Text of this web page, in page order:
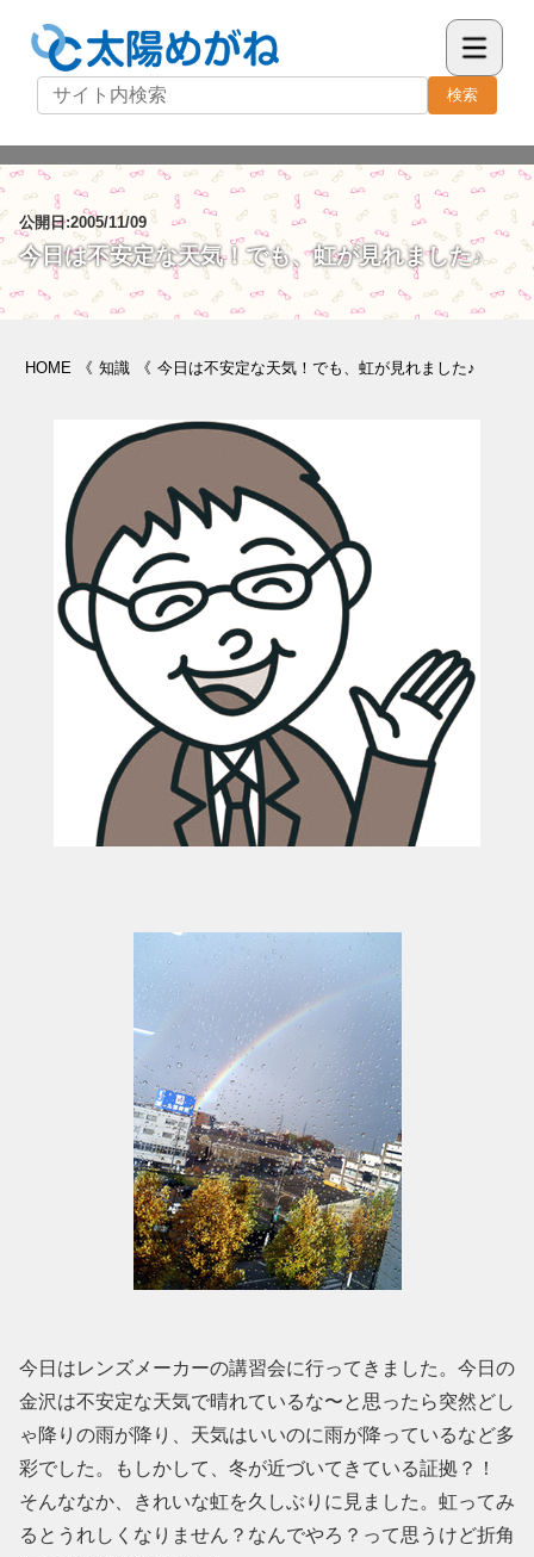
検索
公開日:2005/11/09
今日は不安定な天気！でも、虹が見れました♪
HOME 《 知識 《 今日は不安定な天気！でも、虹が見れました♪
今日はレンズメーカーの講習会に行ってきました。今日の
金沢は不安定な天気で晴れているな〜と思ったら突然どし
ゃ降りの雨が降り、天気はいいのに雨が降っているなど多
彩でした。もしかして、冬が近づいてきている証拠？！
そんななか、きれいな虹を久しぶりに見ました。虹ってみ
るとうれしくなりません？なんでやろ？って思うけど折角